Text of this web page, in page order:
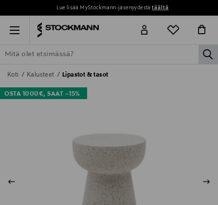
Lue lisää MyStockmann-jäsenyydestätäältä
Menu
ETSI KAIKKI NAISET MIEHET
Koti Kalusteet Lipastot & tasot
OSTA 1000€, SAAT –15%